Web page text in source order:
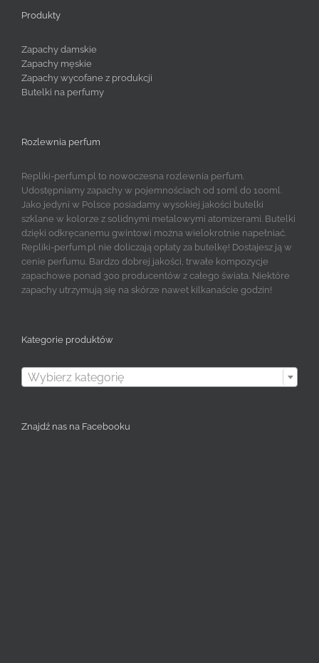
Produkty
Zapachy damskie
Zapachy męskie
Zapachy wycofane z produkcji
Butelki na perfumy
Rozlewnia perfum
Repliki-perfum.pl to nowoczesna rozlewnia perfum.
Udostępniamy zapachy w pojemnościach od 10ml do 100ml.
Jako jedyni w Polsce posiadamy wysokiej jakości butelki
szklane w kolorze z solidnymi metalowymi atomizerami. Butelki
dzięki odkręcanemu gwintowi można wielokrotnie napełniać.
Repliki-perfum.pl nie doliczają opłaty za butelkę! Dostajesz ją w
cenie perfumu. Bardzo dobrej jakości, trwałe kompozycje
zapachowe ponad 300 producentów z całego świata. Niektóre
zapachy utrzymują się na skórze nawet kilkanaście godzin!
Kategorie produktów
Wybierz kategorię
Znajdź nas na Facebooku